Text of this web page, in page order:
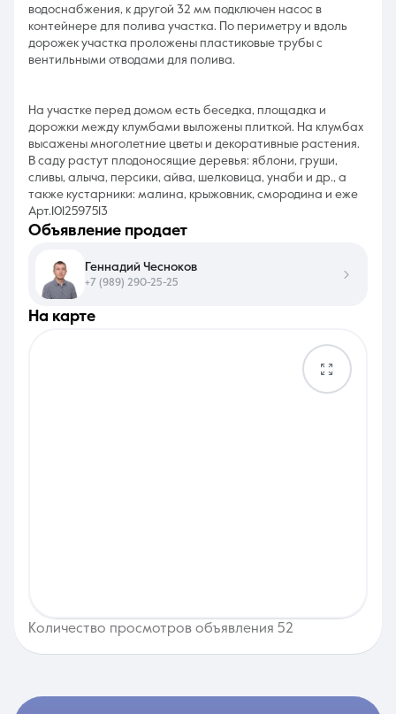
водоснабжения, к другой 32 мм подключен насос в
контейнере для полива участка. По периметру и вдоль
дорожек участка проложены пластиковые трубы с
вентильными отводами для полива.
На участке перед домом есть беседка, площадка и
дорожки между клумбами выложены плиткой. На клумбах
высажены многолетние цветы и декоративные растения.
В саду растут плодоносящие деревья: яблони, груши,
сливы, алыча, персики, айва, шелковица, унаби и др., а
также кустарники: малина, крыжовник, смородина и еже
Арт.1012597513
на карте
Количество просмотров объявления 52
объявление продает
Геннадий Чесноков
+7 (989) 290-25-25